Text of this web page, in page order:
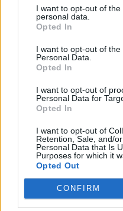
I want to opt-out of
personal data.
Opted In
I want to opt-out of the
Personal Data.
Opted In
I want to opt-out of
Personal Data for
Opted In
I want to opt-out of
Retention, Sale, and/
Personal Data that Is
Purposes for which it
Opted Out
CONFIRM
ARTICLES CONNEXES
Canicule : les conseils
essentiels des
cardiologues pour
éviter le danger
Santé
Éclipse
attention
lunettes